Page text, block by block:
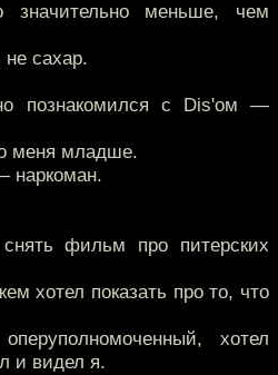
меньше, чем
сахар.
познакомился с Dis'ом —
меня младше.
наркоман.
фильм про питерских
хотел показать про то, что
хотел
и видел я.